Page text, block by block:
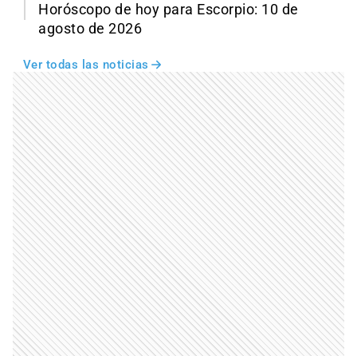
Horóscopo de hoy para Escorpio: 10 de
agosto de 2026
Ver todas las noticias